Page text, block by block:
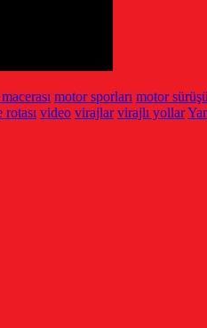
motor sporları motor
video virajlar virajlı yollar